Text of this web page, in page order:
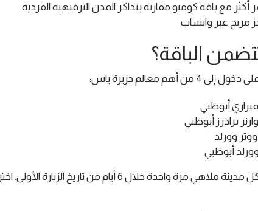
أكثر مع باقة كومبو مقارنة بتذاكر المدن الترفيهية الفردية
مريح عبر واتساب
الباقة؟
من أهم معالم جزيرة ياس:
أبوظبي
براذرز أبوظبي
وورلد
أبوظبي
قم بزيارة كل مدينة ملاهي مرة واحدة خلال 6 أيام من